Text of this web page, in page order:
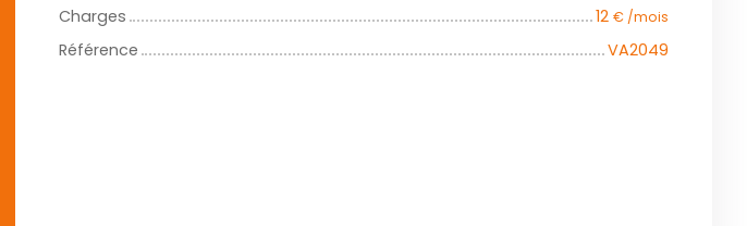
Charges
12 € /mois
Référence VA2049